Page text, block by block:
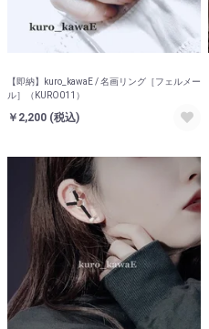
【即納】kuro_kawaE / 名画リング［フェルメー
ル］（KURO011）
￥2,200 (税込)